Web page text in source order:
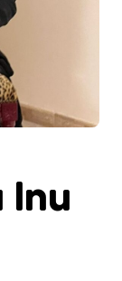
Inu